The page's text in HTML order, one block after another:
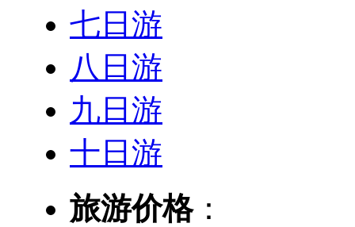
七日游
八日游
九日游
十日游
旅游价格：